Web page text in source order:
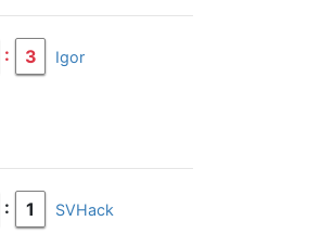
: 3 Igor
: 1 SVHack